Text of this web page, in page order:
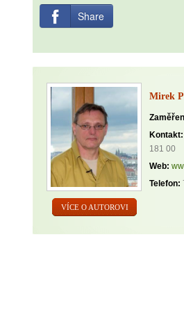
Share
VÍCE O AUTOROVI
Mirek
Kontakt:
181 00
Web:
Telefon: